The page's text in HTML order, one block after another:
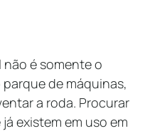
é somente o
de máquinas,
a roda. Procurar
existem em uso em